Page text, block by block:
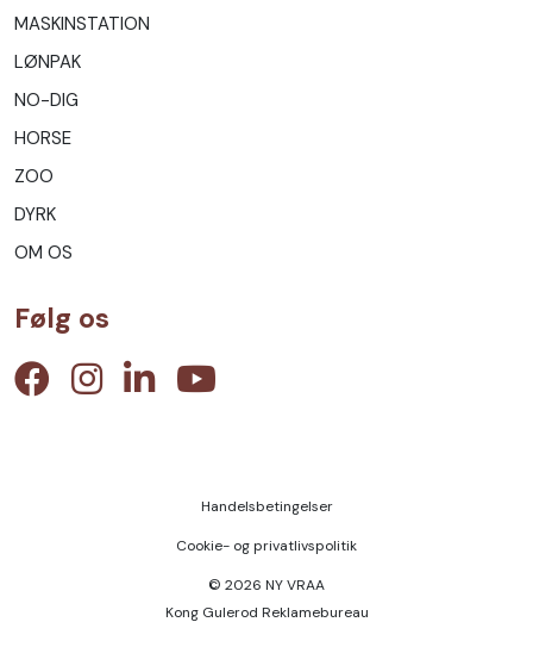
MASKINSTATION
LØNPAK
NO-DIG
HORSE
ZOO
DYRK
OM OS
Følg os
© 2026 NY VRAA
Kong Gulerod Reklamebureau
Handelsbetingelser
Cookie- og privatlivspolitik